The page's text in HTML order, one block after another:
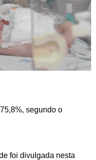
segundo o
foi divulgada nesta